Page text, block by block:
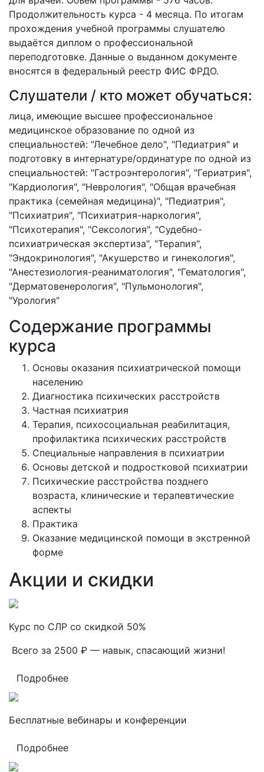
Продолжительность курса - 4 месяца. По итогам
прохождения учебной программы слушателю
выдаётся диплом о профессиональной
переподготовке. Данные о выданном документе
вносятся в федеральный реестр ФИС ФРДО.
Слушатели / кто может обучаться:
лица, имеющие высшее профессиональное
медицинское образование по одной из
специальностей: "Лечебное дело", "Педиатрия" и
подготовку в интернатуре/ординатуре по одной из
специальностей: "Гастроэнтерология", "Гериатрия",
"Кардиология", "Неврология", "Общая врачебная
практика (семейная медицина)", "Педиатрия",
"Психиатрия", "Психиатрия-наркология",
"Психотерапия", "Сексология", "Судебно-
психиатрическая экспертиза", "Терапия",
"Эндокринология", "Акушерство и гинекология",
"Анестезиология-реаниматология", "Гематология",
"Дерматовенерология", "Пульмонология",
"Урология"
Содержание программы
курса
Основы оказания психиатрической помощи
населению
Диагностика психических расстройств
Частная психиатрия
Терапия, психосоциальная реабилитация,
профилактика психических расстройств
Специальные направления в психиатрии
Основы детской и подростковой психиатрии
Психические расстройства позднего
возраста, клинические и терапевтические
аспекты
Практика
Оказание медицинской помощи в экстренной
форме
Акции и скидки
Курс по СЛР со скидкой 50%
Всего за 2500 ₽ — навык, спасающий жизни!
Подробнее
Бесплатные вебинары и конференции
Подробнее